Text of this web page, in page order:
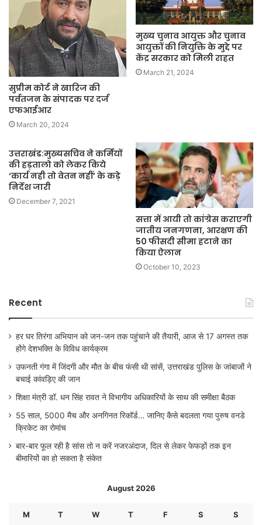
सुप्रीम कोर्ट ने खारिज की
पर्वतजन के संपादक पर दर्ज
एफआईआर
March 20, 2024
मुख्य चुनाव आयुक्त और चुनाव
आयुक्तों की नियुक्ति के मुद्दे पर
केंद्र सरकार को मिली राहत
March 21, 2024
उत्तराखंड:मुख्यसचिव ने कर्मियों
की हड़तालो को लेकर किये
‘कार्य नही तो वेतन नहीं’ के कड़े
निर्देश जारी
December 7, 2021
सत्ता में आयी तो कांग्रेस कराएगी
जातीय जनगणना, आरक्षण की
50 फीसदी सीमा हटाने का
किया ऐलान
October 10, 2023
Recent
हर घर तिरंगा अभियान को जन-जन तक पहुंचाने की तैयारी, आज से 17 अगस्त तक
होंगे देशभक्ति के विविध कार्यक्रम
उफनती गंगा में जिंदगी और मौत के बीच फंसी थी सांसें, उत्तराखंड पुलिस के जांबाजों ने
बचाई कांवड़िए की जान
शिक्षा मंत्री डॉ. धन सिंह रावत ने विभागीय अधिकारियों के साथ की समीक्षा बैठक
55 साल, 5000 मैच और अनगिनत रिकॉर्ड… जानिए कैसे बदलता गया पुरुष वनडे
क्रिकेट का रोमांच
बार-बार फूल रही है सांस तो न करें नजरअंदाज, दिल से लेकर फेफड़ों तक इन
बीमारियों का हो सकता है संकेत
August 2026
M T W T F S S